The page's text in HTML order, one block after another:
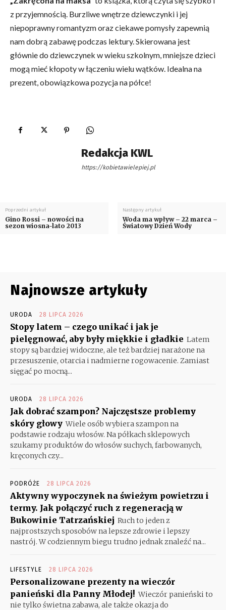
z przyjemnością. Burzliwe wnętrze dziewczynki i jej
niepoprawny romantyzm oraz ciekawe pomysły zapewnią
nam dobrą zabawę podczas lektury. Skierowana jest
głównie do dziewczynek w wieku szkolnym, mniejsze dzieci
mogą mieć kłopoty w łączeniu wielu wątków. Idealna na
prezent, obowiązkowa pozycja na półce!
Redakcja KWL
https://kobietawielepiej.pl
Poprzedni artykuł
Gino Rossi – nowości na
sezon wiosna-lato 2013
Następny artykuł
Woda ma wpływ – 22 marca –
Światowy Dzień Wody
Najnowsze artykuły
URODA 28 LIPCA 2026
Stopy latem – czego unikać i jak je
pielęgnować, aby były miękkie i gładkie Latem
stopy są bardziej widoczne, ale też bardziej narażone na
przesuszenie, otarcia i nadmierne rogowacenie. Zamiast
sięgać po mocną...
URODA 28 LIPCA 2026
Jak dobrać szampon? Najczęstsze problemy
skóry głowy Wiele osób wybiera szampon na
podstawie rodzaju włosów. Na półkach sklepowych
szukamy produktów do włosów suchych, farbowanych,
kręconych czy...
PODRÓŻE 28 LIPCA 2026
Aktywny wypoczynek na świeżym powietrzu i
termy. Jak połączyć ruch z regeneracją w
Bukowinie Tatrzańskiej Ruch to jeden z
najprostszych sposobów na lepsze zdrowie i lepszy
nastrój. W codziennym biegu trudno jednak znaleźć na...
LIFESTYLE 28 LIPCA 2026
Personalizowane prezenty na wieczór
panieński dla Panny Młodej! Wieczór panieński to
nie tylko świetna zabawa, ale także okazja do